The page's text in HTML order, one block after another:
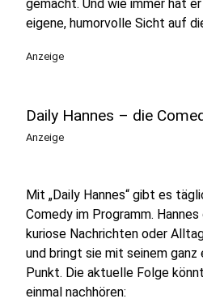
gemacht. Und wie immer hat
eigene, humorvolle Sicht auf
Anzeige
Daily Hannes – die
Anzeige
Mit „Daily Hannes“ gibt es
Comedy im Programm.
kuriose Nachrichten oder
und bringt sie mit seinem ganz
Punkt. Die aktuelle Folge
einmal nachhören: